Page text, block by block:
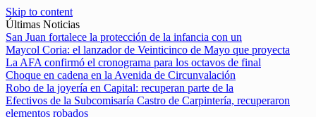
Skip to content
Últimas Noticias
San Juan fortalece la protección de la infancia con un
Maycol Coria: el lanzador de Veinticinco de Mayo que proyecta
La AFA confirmó el cronograma para los octavos de final
Choque en cadena en la Avenida de Circunvalación
Robo de la joyería en Capital: recuperan parte de la
Efectivos de la Subcomisaría Castro de Carpintería, recuperaron
elementos robados